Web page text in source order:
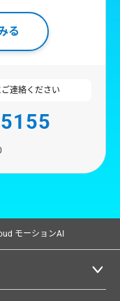
る
連絡ください
モーションAI